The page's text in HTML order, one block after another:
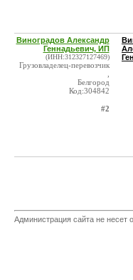
Виноградов Александр
Геннадьевич, ИП
(ИНН:312327127469)
Грузовладелец-перевозчик
Белгород
Код:304842
#2
Администрация сайта не